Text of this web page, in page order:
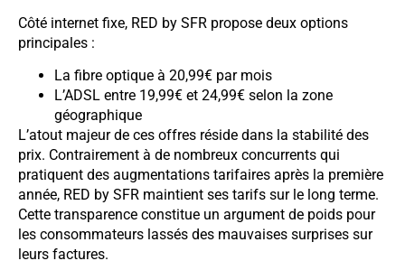
Côté internet fixe, RED by SFR propose deux options
principales :
La fibre optique à 20,99€ par mois
L’ADSL entre 19,99€ et 24,99€ selon la zone
géographique
L’atout majeur de ces offres réside dans la stabilité des
prix. Contrairement à de nombreux concurrents qui
pratiquent des augmentations tarifaires après la première
année, RED by SFR maintient ses tarifs sur le long terme.
Cette transparence constitue un argument de poids pour
les consommateurs lassés des mauvaises surprises sur
leurs factures.